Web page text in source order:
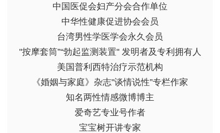
中国医促会妇产分会合作单位
中华性健康促进协会会员
台湾男性学医学会永久会员
"按摩套筒”“勃起监测装置" 发明者及专利拥有人
美国普利西特治疗示范机构
《婚姻与家庭》杂志"谈情说性”专栏作家
知名两性情感微博博主
爱奇艺专业号作者
宝宝树开讲专家